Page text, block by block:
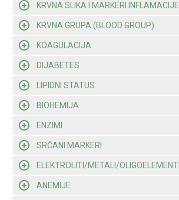
KRVNA SLIKA I MARKERI INFLAMACIJE
KRVNA GRUPA (BLOOD GROUP)
KOAGULACIJA
DIJABETES
LIPIDNI STATUS
BIOHEMIJA
ENZIMI
SRČANI MARKERI
ELEKTROLITI/METALI/OLIGOELEMENTI
ANEMIJE